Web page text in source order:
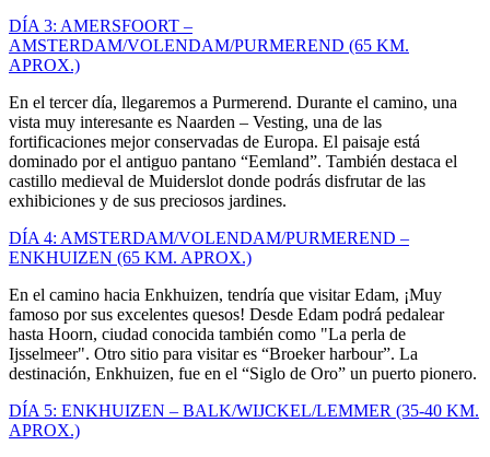
DÍA 3: AMERSFOORT –
AMSTERDAM/VOLENDAM/PURMEREND (65 KM.
APROX.)
En el tercer día, llegaremos a Purmerend. Durante el camino, una
vista muy interesante es Naarden – Vesting, una de las
fortificaciones mejor conservadas de Europa. El paisaje está
dominado por el antiguo pantano “Eemland”. También destaca el
castillo medieval de Muiderslot donde podrás disfrutar de las
exhibiciones y de sus preciosos jardines.
DÍA 4: AMSTERDAM/VOLENDAM/PURMEREND –
ENKHUIZEN (65 KM. APROX.)
En el camino hacia Enkhuizen, tendría que visitar Edam, ¡Muy
famoso por sus excelentes quesos! Desde Edam podrá pedalear
hasta Hoorn, ciudad conocida también como "La perla de
Ijsselmeer". Otro sitio para visitar es “Broeker harbour”. La
destinación, Enkhuizen, fue en el “Siglo de Oro” un puerto pionero.
DÍA 5: ENKHUIZEN – BALK/WIJCKEL/LEMMER (35-40 KM.
APROX.)